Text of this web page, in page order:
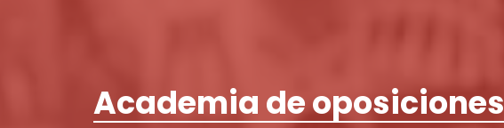
Academia de oposiciones